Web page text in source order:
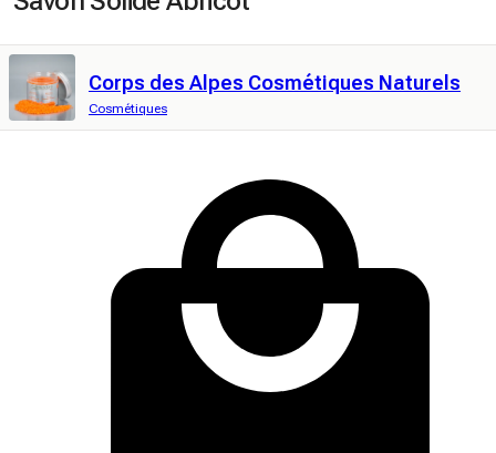
Corps des Alpes Cosmétiques Naturels
Cosmétiques